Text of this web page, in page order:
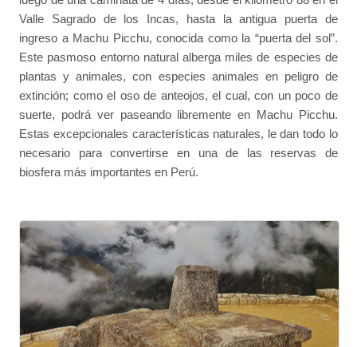
Valle Sagrado de los Incas, hasta la antigua puerta de
ingreso a Machu Picchu, conocida como la “puerta del sol”.
Este pasmoso entorno natural alberga miles de especies de
plantas y animales, con especies animales en peligro de
extinción; como el oso de anteojos, el cual, con un poco de
suerte, podrá ver paseando libremente en Machu Picchu.
Estas excepcionales características naturales, le dan todo lo
necesario para convertirse en una de las reservas de
biosfera más importantes en Perú.